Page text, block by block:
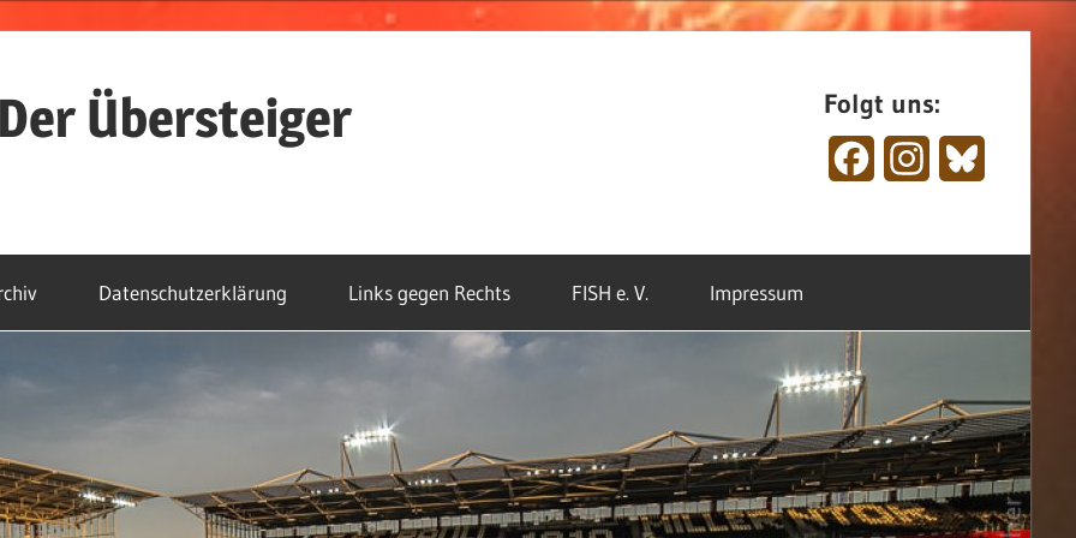
Der Übersteiger Folgt uns:
FacebookInstagram
Datenschutzerklärung Links gegen Rechts FISH e. V. Impressum